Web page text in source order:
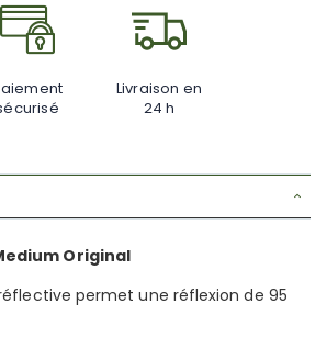
Livraison en
24 h
Original
permet une réflexion de 95